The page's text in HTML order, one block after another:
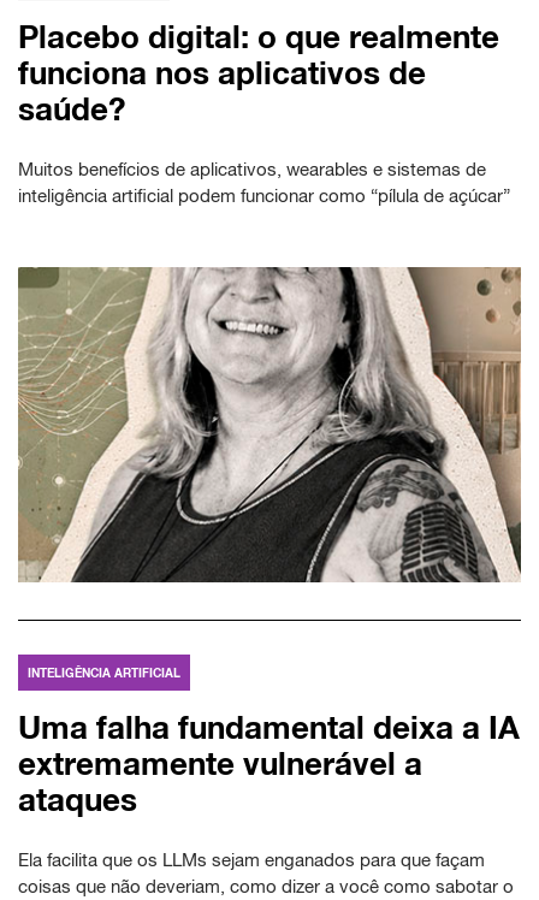
Placebo digital: o que realmente
funciona nos aplicativos de
saúde?
Muitos benefícios de aplicativos, wearables e sistemas de
inteligência artificial podem funcionar como “pílula de açúcar”
INTELIGÊNCIA ARTIFICIAL
Uma falha fundamental deixa a IA
extremamente vulnerável a
ataques
Ela facilita que os LLMs sejam enganados para que façam
coisas que não deveriam, como dizer a você como sabotar o